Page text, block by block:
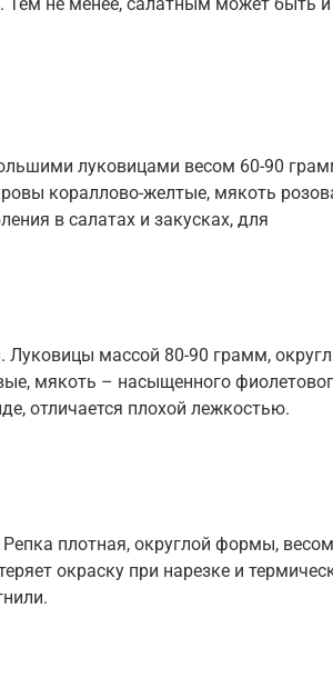
луковицами весом 60-90
кораллово-желтые, мякоть
в салатах и закусках, для
Луковицы массой 80-90 грамм,
мякоть – насыщенного
отличается плохой лежкостью.
плотная, округлой формы, весом
окраску при нарезке и